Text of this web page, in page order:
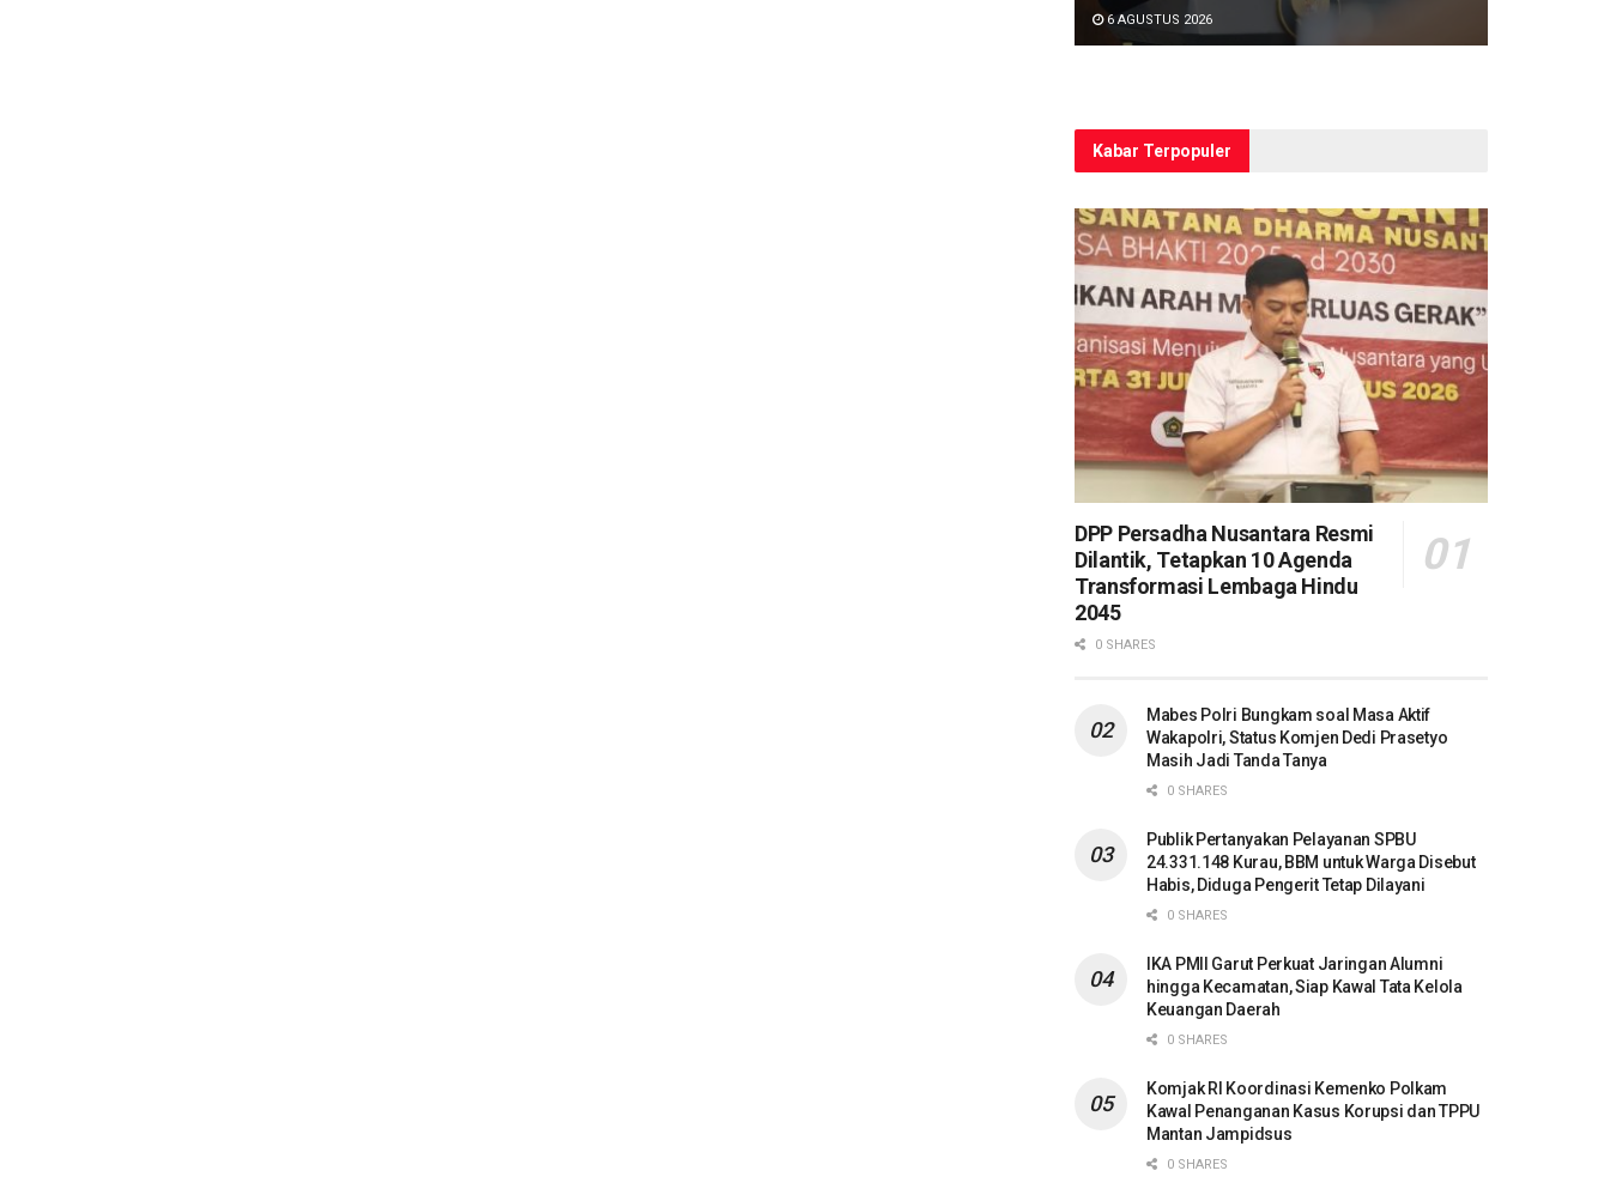
6 AGUSTUS 2026
Kabar Terpopuler
DPP Persadha Nusantara Resmi
Dilantik, Tetapkan 10 Agenda
Transformasi Lembaga Hindu
2045
0 SHARES
Mabes Polri Bungkam soal Masa Aktif
Wakapolri, Status Komjen Dedi Prasetyo
Masih Jadi Tanda Tanya
0 SHARES
Publik Pertanyakan Pelayanan SPBU
24.331.148 Kurau, BBM untuk Warga Disebut
Habis, Diduga Pengerit Tetap Dilayani
0 SHARES
IKA PMII Garut Perkuat Jaringan Alumni
hingga Kecamatan, Siap Kawal Tata Kelola
Keuangan Daerah
0 SHARES
Komjak RI Koordinasi Kemenko Polkam
Kawal Penanganan Kasus Korupsi dan TPPU
Mantan Jampidsus
0 SHARES